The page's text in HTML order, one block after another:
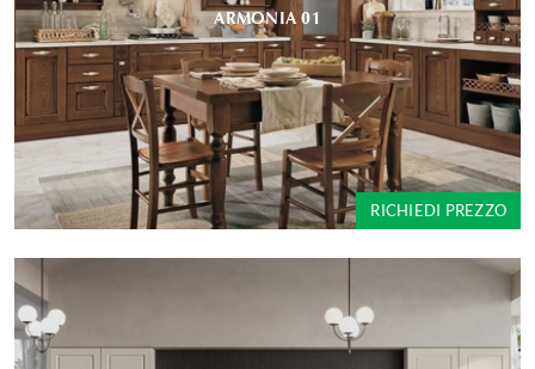
ARMONIA 01
RICHIEDI PREZZO